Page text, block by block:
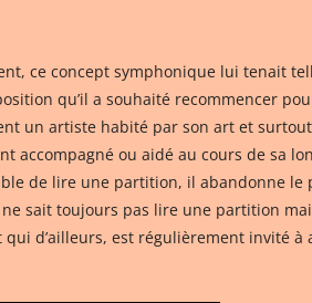
ce concept symphonique lui tenait
qu’il a souhaité recommencer
un artiste habité par son art et
accompagné ou aidé au cours de sa
de lire une partition, il abandonne
sait toujours pas lire une partition
qui d’ailleurs, est régulièrement invité à